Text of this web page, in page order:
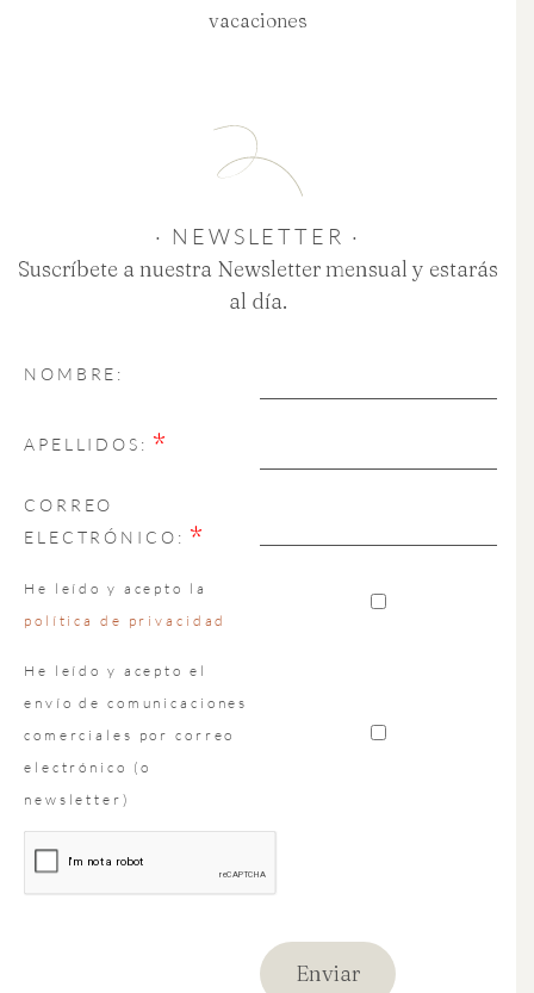
vacaciones
· NEWSLETTER ·
Suscríbete a nuestra Newsletter mensual y estarás
al día.
NOMBRE:
APELLIDOS: *
CORREO
ELECTRÓNICO: *
He leído y acepto la
política de privacidad
He leído y acepto el
envío de comunicaciones
comerciales por correo
electrónico (o
newsletter)